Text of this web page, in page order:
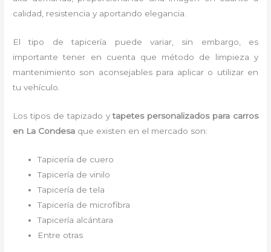
calidad, resistencia y aportando elegancia.
El tipo de tapicería puede variar, sin embargo, es
importante tener en cuenta que método de limpieza y
mantenimiento son aconsejables para aplicar o utilizar en
tu vehículo.
Los tipos de tapizado ytapetes personalizados para carros
en La Condesa que existen en el mercado son:
Tapicería de cuero
Tapicería de vinilo
Tapicería de tela
Tapicería de microfibra
Tapicería alcántara
Entre otras